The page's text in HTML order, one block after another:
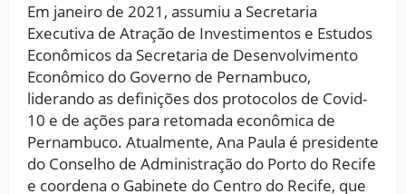
Em janeiro de 2021, assumiu a Secretaria
Executiva de Atração de Investimentos e Estudos
Econômicos da Secretaria de Desenvolvimento
Econômico do Governo de Pernambuco,
liderando as definições dos protocolos de Covid-
10 e de ações para retomada econômica de
Pernambuco. Atualmente, Ana Paula é presidente
do Conselho de Administração do Porto do Recife
e coordena o Gabinete do Centro do Recife, que